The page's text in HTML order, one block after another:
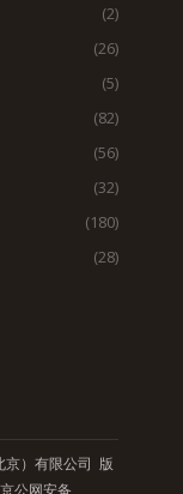
(2)
(26)
(5)
(82)
(56)
(32)
(180)
(28)
）有限公司 版
京公网安备